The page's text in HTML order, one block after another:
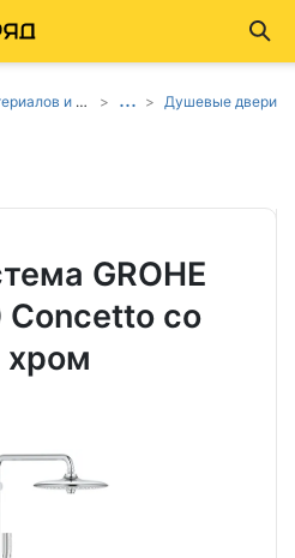
Маркетплейс строительных материалов и товаров ... Душевые двери
GROHE
Concetto со
хром